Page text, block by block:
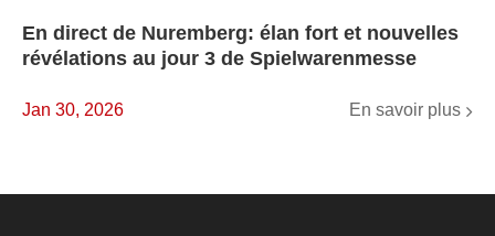
En direct de Nuremberg: élan fort et nouvelles
révélations au jour 3 de Spielwarenmesse
Jan 30, 2026 En savoir plus